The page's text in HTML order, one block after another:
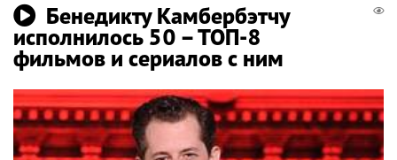
Бенедикту Камбербэтчу
исполнилось 50 – ТОП-8
фильмов и сериалов с ним